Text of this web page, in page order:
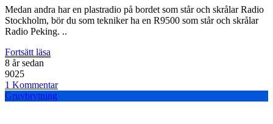
Medan andra har en plastradio på bordet som står och skrålar Radio
Stockholm, bör du som tekniker ha en R9500 som står och skrålar
Radio Peking. ..
Fortsätt läsa
8 år sedan
9025
1 Kommentar
Gruvbrytning